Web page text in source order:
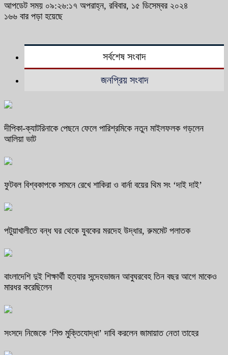
আপডেট সময় ০৯:২৬:১৭ অপরাহ্ন, রবিবার, ১৫ ডিসেম্বর ২০২৪
১৬৬ বার পড়া হয়েছে
সর্বশেষ সংবাদ
জনপ্রিয় সংবাদ
দীপিকা-ক্যাটরিনাকে পেছনে ফেলে পারিশ্রমিকে নতুন মাইলফলক গড়লেন
আলিয়া ভাট
ফুটবল বিশ্বকাপকে সামনে রেখে শাকিরা ও বার্না বয়ের থিম সং ‘দাই দাই’
পটুয়াখালীতে বন্ধ ঘর থেকে যুবকের মরদেহ উদ্ধার, রুমমেট পলাতক
বাংলাদেশি দুই শিক্ষার্থী হত্যার সন্দেহভাজন আবুঘরবেহ তিন বছর আগে মাকেও
মারধর করেছিলেন
সংসদে নিজেকে ‘শিশু মুক্তিযোদ্ধা’ দাবি করলেন জামায়াত নেতা তাহের